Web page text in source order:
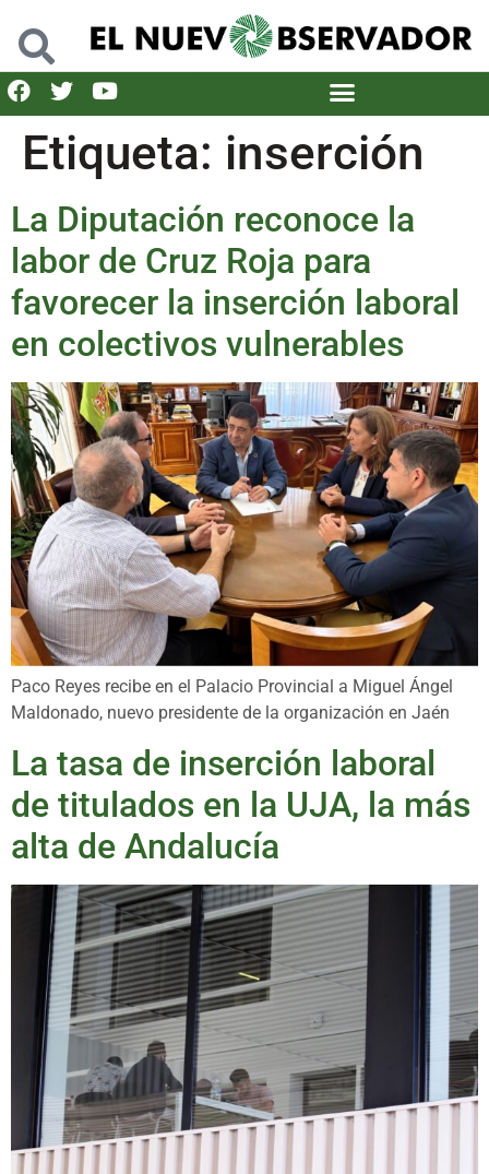
Etiqueta: inserción
La Diputación reconoce la
labor de Cruz Roja para
favorecer la inserción laboral
en colectivos vulnerables
Paco Reyes recibe en el Palacio Provincial a Miguel Ángel
Maldonado, nuevo presidente de la organización en Jaén
La tasa de inserción laboral
de titulados en la UJA, la más
alta de Andalucía